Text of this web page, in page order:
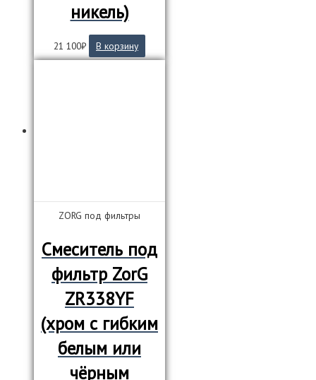
никель)
21 100₽ В корзину
ZORG под фильтры
Смеситель под
фильтр ZorG
ZR338YF
(хром с гибким
белым или
чёрным